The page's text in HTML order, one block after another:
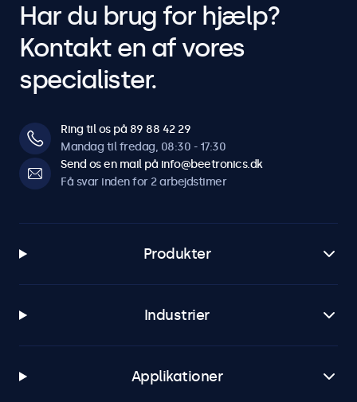
Har du brug for hjælp?
Kontakt en af vores
specialister.
Ring til os på 89 88 42 29
Mandag til fredag, 08:30 - 17:30
Send os en mail på info@beetronics.dk
Få svar inden for 2 arbejdstimer
Produkter
Industrier
Applikationer